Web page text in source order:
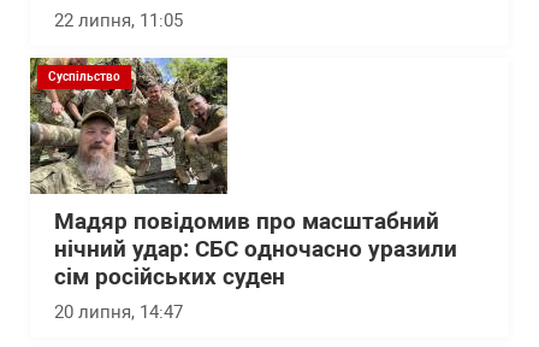
22 липня, 11:05
Суспільство
Мадяр повідомив про масштабний
нічний удар: СБС одночасно уразили
сім російських суден
20 липня, 14:47